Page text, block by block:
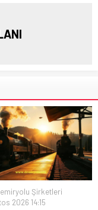
Şirketleri
2026 14:15